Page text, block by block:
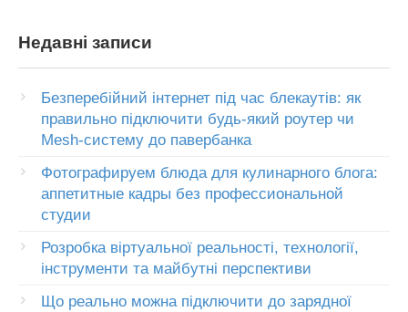
Недавні записи
Безперебійний інтернет під час блекаутів: як
правильно підключити будь-який роутер чи
Mesh-систему до павербанка
Фотографируем блюда для кулинарного блога:
аппетитные кадры без профессиональной
студии
Розробка віртуальної реальності, технології,
інструменти та майбутні перспективи
Що реально можна підключити до зарядної